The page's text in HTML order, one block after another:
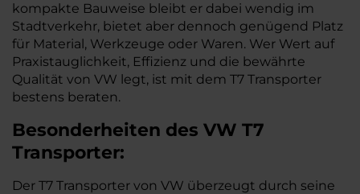
kompakte Bauweise bleibt er dabei wendig im
Stadtverkehr, bietet aber dennoch genügend Platz
für Material, Werkzeuge oder Waren. Wer Wert auf
Praxistauglichkeit, Effizienz und die bewährte
Qualität von VW legt, ist mit dem T7 Transporter
bestens beraten.
Besonderheiten des VW T7
Transporter:
Der T7 Transporter von VW überzeugt durch seine